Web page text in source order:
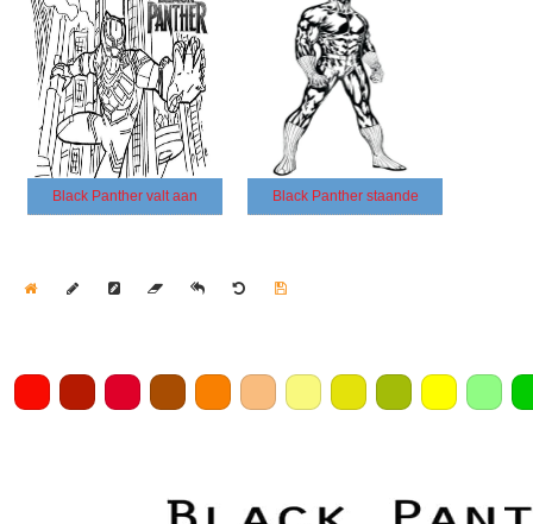
Black Panther valt aan Black Panther staande